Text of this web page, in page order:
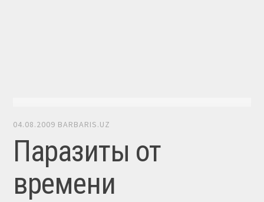
04.08.2009 BARBARIS.UZ
Паразиты от
времени